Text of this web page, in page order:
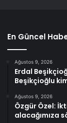
En Güncel
Ağustos 9, 2026
Erdal
Beşikçioğlu
Ağustos 9, 2026
Özgür Özel:
alacağımıza